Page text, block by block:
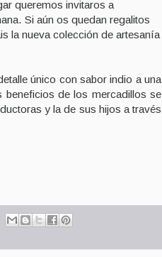
queremos invitaros a
Si aún os quedan regalitos
la nueva colección de artesanía
único con sabor indio a una
beneficios de los mercadillos se
y la de sus hijos a través